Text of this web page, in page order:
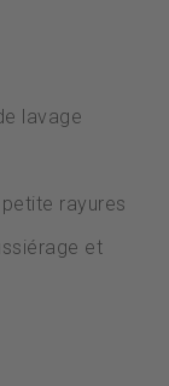
lavage
rayures
et